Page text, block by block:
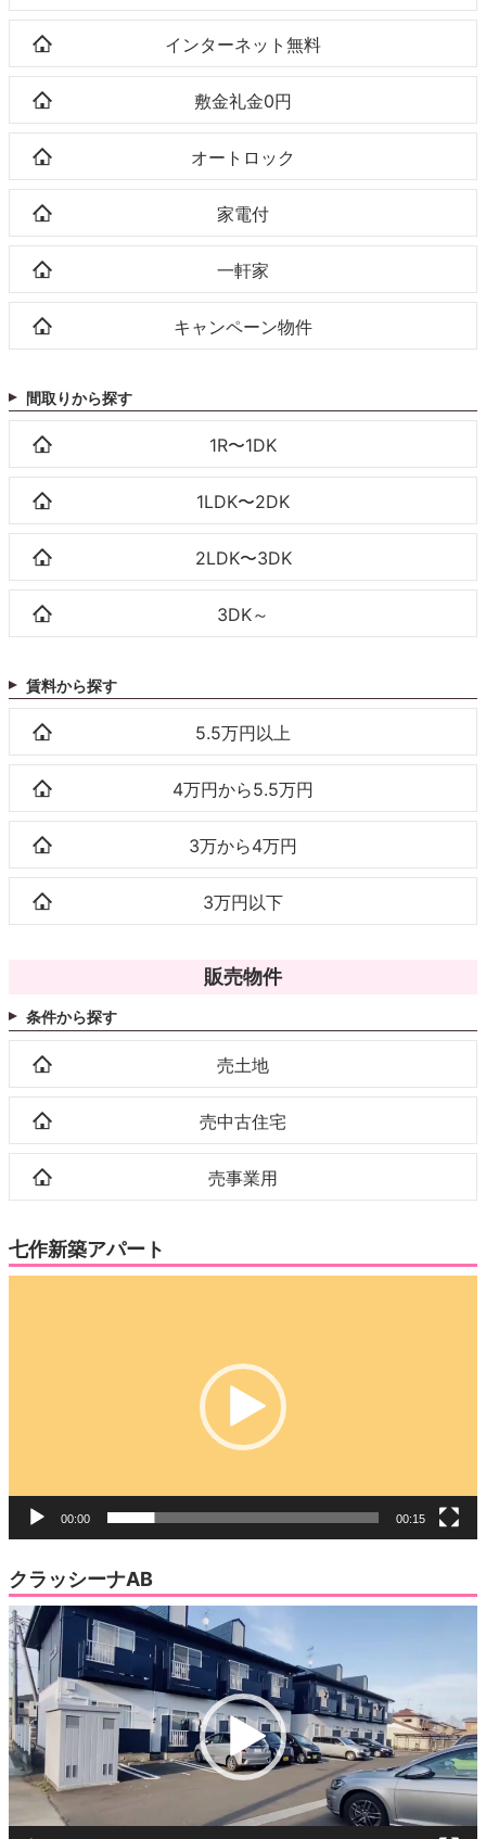
インターネット無料
敷金礼金0円
オートロック
家電付
一軒家
キャンペーン物件
間取りから探す
1R〜1DK
1LDK〜2DK
2LDK〜3DK
3DK～
賃料から探す
5.5万円以上
4万円から5.5万円
3万から4万円
3万円以下
販売物件
条件から探す
売土地
売中古住宅
売事業用
七作新築アパート
00:00 00:15
クラッシーナAB
動
画
プ
レ
ー
ヤ
ー